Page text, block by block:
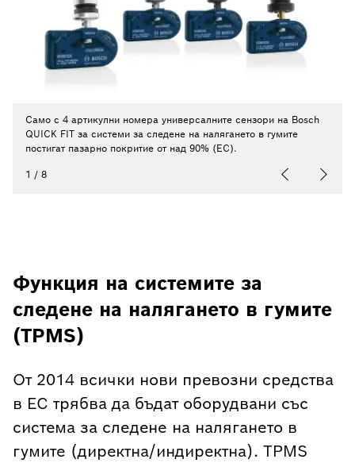
Само с 4 артикулни номера универсалните сензори на Bosch
QUICK FIT за системи за следене на налягането в гумите
постигат пазарно покритие от над 90% (EС).
1 / 8
Функция на системите за
следене на налягането в гумите
(TPMS)
От 2014 всички нови превозни средства
в ЕС трябва да бъдат оборудвани със
система за следене на налягането в
гумите (директна/индиректна). TPMS